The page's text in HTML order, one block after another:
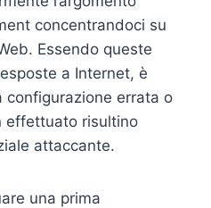
concentrandoci su
Essendo queste
a Internet, è
configurazione errata o
effettuato risultino
attaccante.
una prima